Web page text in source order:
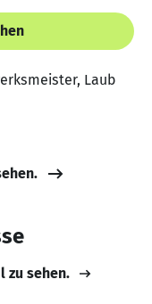
Laub
zu sehen.